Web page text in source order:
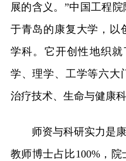
展的含义。”中国工程
于青岛的康复大学，以
学科。它开创性地织
学、理学、工学等六大
治疗技术、生命与健康
师资与科研实力是
教师博士占比100%，